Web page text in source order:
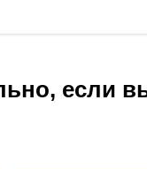
если